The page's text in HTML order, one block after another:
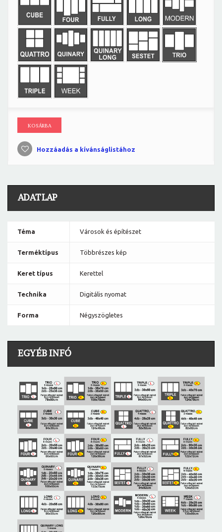
KOSÁRBA
Hozzáadás a kívánságlistához
ADATLAP
Téma Városok és építészet
Terméktípus Többrészes kép
Keret típus Kerettel
Technika Digitális nyomat
Forma Négyszögletes
EGYÉB INFÓ